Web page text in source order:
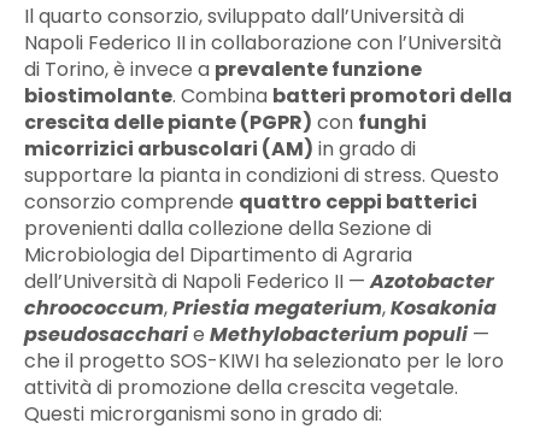
Il quarto consorzio, sviluppato dall’Università di
Napoli Federico II in collaborazione con l’Università
di Torino, è invece a prevalente funzione
biostimolante. Combina batteri promotori della
crescita delle piante (PGPR) con funghi
micorrizici arbuscolari (AM) in grado di
supportare la pianta in condizioni di stress. Questo
consorzio comprende quattro ceppi batterici
provenienti dalla collezione della Sezione di
Microbiologia del Dipartimento di Agraria
dell’Università di Napoli Federico II —Azotobacter
chroococcum,Priestia megaterium,Kosakonia
pseudosaccharie Methylobacterium populi —
che il progetto SOS-KIWI ha selezionato per le loro
attività di promozione della crescita vegetale.
Questi microrganismi sono in grado di: